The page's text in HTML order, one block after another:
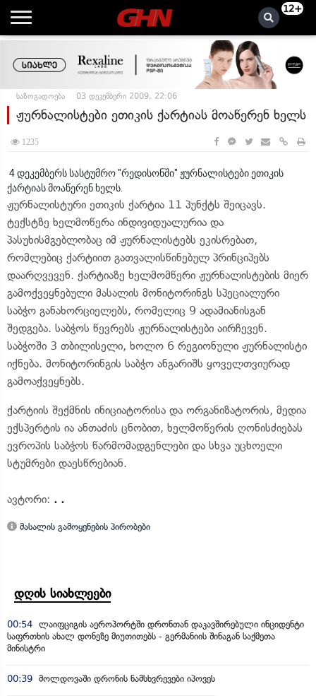
12+
საზოგადოება 03 დეკემბერი 2009, 22:06
ჟურნალისტები ეთიკის ქარტიას მოაწერენ ხელს
1235
4 დეკემბერს სასტუმრო "რედისონში" ჟურნალისტები ეთიკის
ქარტიას მოაწერენ ხელს.
ჟურნალისტური ეთიკის ქარტია 11 პუნქტს შეიცავს.
ტექსტზე ხელმოწერა ინდივიდუალურია და
პასუხისმგებლობაც იმ ჟურნალისტებს ეკისრებათ,
რომლებიც ქარტიით გათვალისწინებულ პრინციპებს
დაარღვევენ. ქარტიაზე ხელმომწერი ჟურნალისტების მიერ
გამოქვეყნებული მასალის მონიტორინგს სპეციალური
საბჭო განახორციელებს, რომელიც 9 ადამიანისგან
შედგება. საბჭოს წევრებს ჟურნალისტები აირჩევენ.
საბჭოში 3 თბილისელი, ხოლო 6 რეგიონული ჟურნალისტი
იქნება. მონიტორინგის საბჭო ანგარიშს ყოველთვიურად
გამოაქვეყნებს.
ქარტიის შექმნის ინიციატორისა და ორგანიზატორის, მედია
ექსპერტის ია ანთაძის ცნობით, ხელმოწერის ღონისძიებას
ევროპის საბჭოს წარმომადგენლები და სხვა უცხოელი
სტუმრები დაესწრებიან.
ავტორი: . .
მასალის გამოყენების პირობები
დღის სიახლეები
00:54 ლაიფციგის აეროპორტში დრონთან დაკავშირებული ინციდენტი
საფრთხის ახალ დონეზე მიუთითებს - გერმანიის შინაგან საქმეთა
მინისტრი
00:39 მოლდოვაში დრონის ნამსხვრევები იპოვეს